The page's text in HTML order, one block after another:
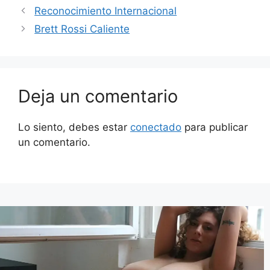
Reconocimiento Internacional
Brett Rossi Caliente
Deja un comentario
Lo siento, debes estar conectado para publicar
un comentario.